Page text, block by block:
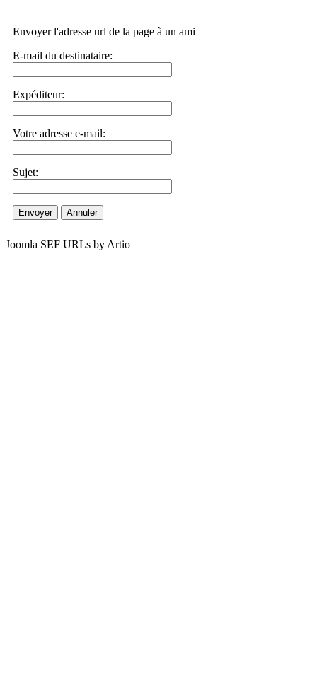
Envoyer l'adresse url de la page à un ami
E-mail du destinataire:
Expéditeur:
Votre adresse e-mail:
Sujet:
Envoyer Annuler
Joomla SEF URLs by Artio